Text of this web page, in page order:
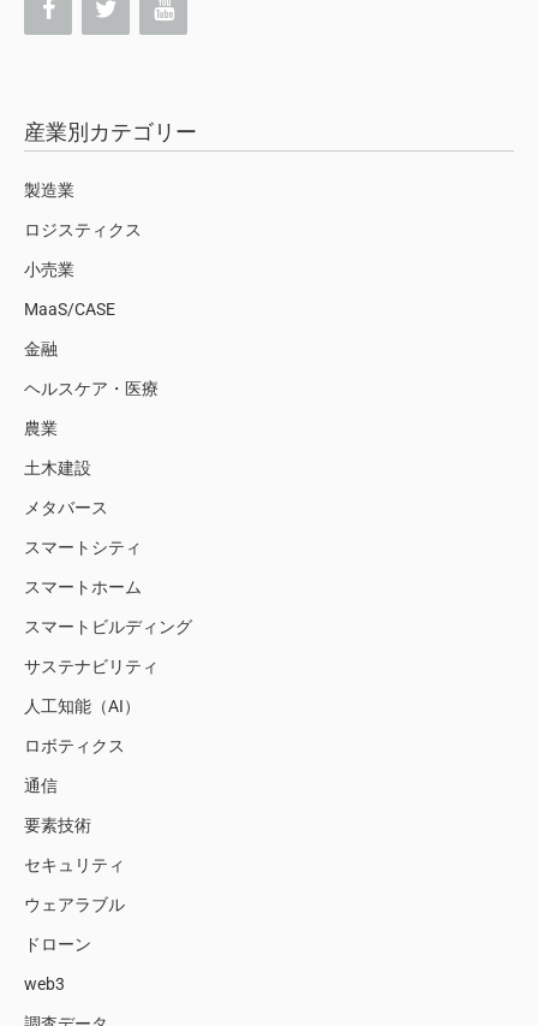
産業別カテゴリー
製造業
ロジスティクス
小売業
MaaS/CASE
金融
ヘルスケア・医療
農業
土木建設
メタバース
スマートシティ
スマートホーム
スマートビルディング
サステナビリティ
人工知能（AI）
ロボティクス
通信
要素技術
セキュリティ
ウェアラブル
ドローン
web3